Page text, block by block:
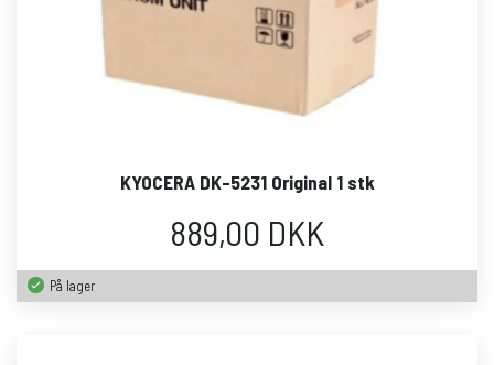
KYOCERA DK-5231 Original 1 stk
889,00 DKK
På lager